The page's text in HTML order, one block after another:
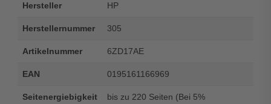
Hersteller HP
Herstellernummer 305
Artikelnummer 6ZD17AE
EAN 0195161166969
Seitenergiebigkeit
bis zu 220 Seiten (Bei 5%